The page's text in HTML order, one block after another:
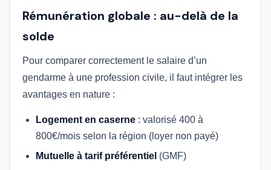
Rémunération globale : au-delà de la
solde
Pour comparer correctement le salaire d’un
gendarme à une profession civile, il faut intégrer les
avantages en nature :
Logement en caserne : valorisé 400 à
800€/mois selon la région (loyer non payé)
Mutuelle à tarif préférentiel (GMF)